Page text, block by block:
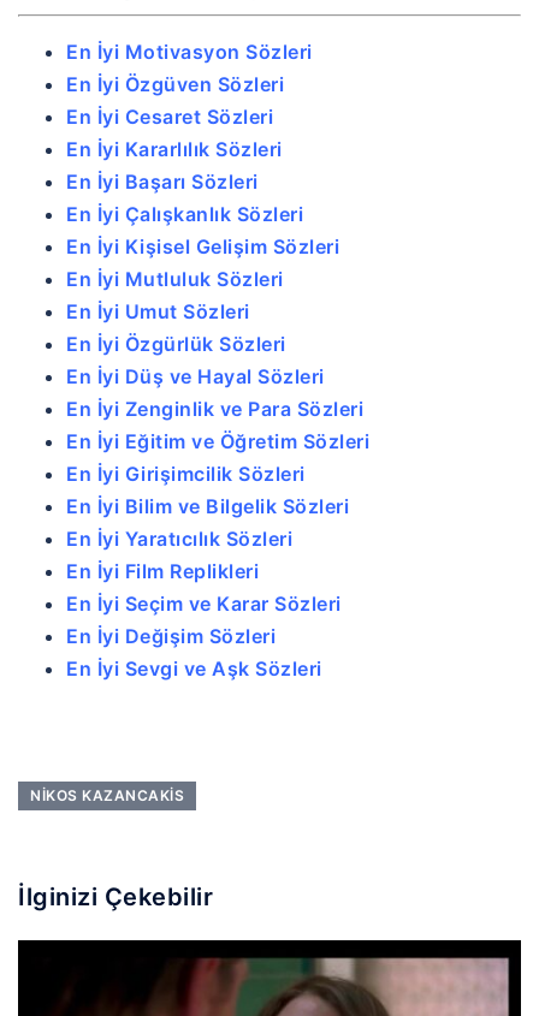
En İyi Motivasyon Sözleri
En İyi Özgüven Sözleri
En İyi Cesaret Sözleri
En İyi Kararlılık Sözleri
En İyi Başarı Sözleri
En İyi Çalışkanlık Sözleri
En İyi Kişisel Gelişim Sözleri
En İyi Mutluluk Sözleri
En İyi Umut Sözleri
En İyi Özgürlük Sözleri
En İyi Düş ve Hayal Sözleri
En İyi Zenginlik ve Para Sözleri
En İyi Eğitim ve Öğretim Sözleri
En İyi Girişimcilik Sözleri
En İyi Bilim ve Bilgelik Sözleri
En İyi Yaratıcılık Sözleri
En İyi Film Replikleri
En İyi Seçim ve Karar Sözleri
En İyi Değişim Sözleri
En İyi Sevgi ve Aşk Sözleri
NIKOS KAZANCAKIS
İlginizi Çekebilir